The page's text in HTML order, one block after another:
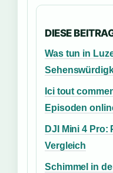
DIESE
Was tun in
Ici tout
Episoden
DJI Mini 4 Pro:
Vergleich
Schimmel in